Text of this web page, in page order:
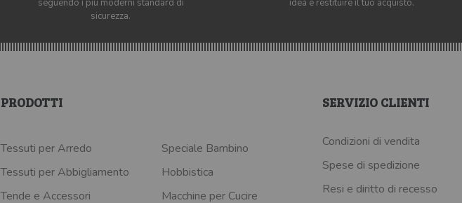
seguendo i più moderni standard di
sicurezza.
idea e restituire il tuo acquisto.
PRODOTTI
Tessuti per Arredo
Tessuti per Abbigliamento
Tende e Accessori
Speciale Bambino
Hobbistica
Macchine per Cucire
SERVIZIO CLIENTI
Condizioni di vendita
Spese di spedizione
Resi e diritto di recesso